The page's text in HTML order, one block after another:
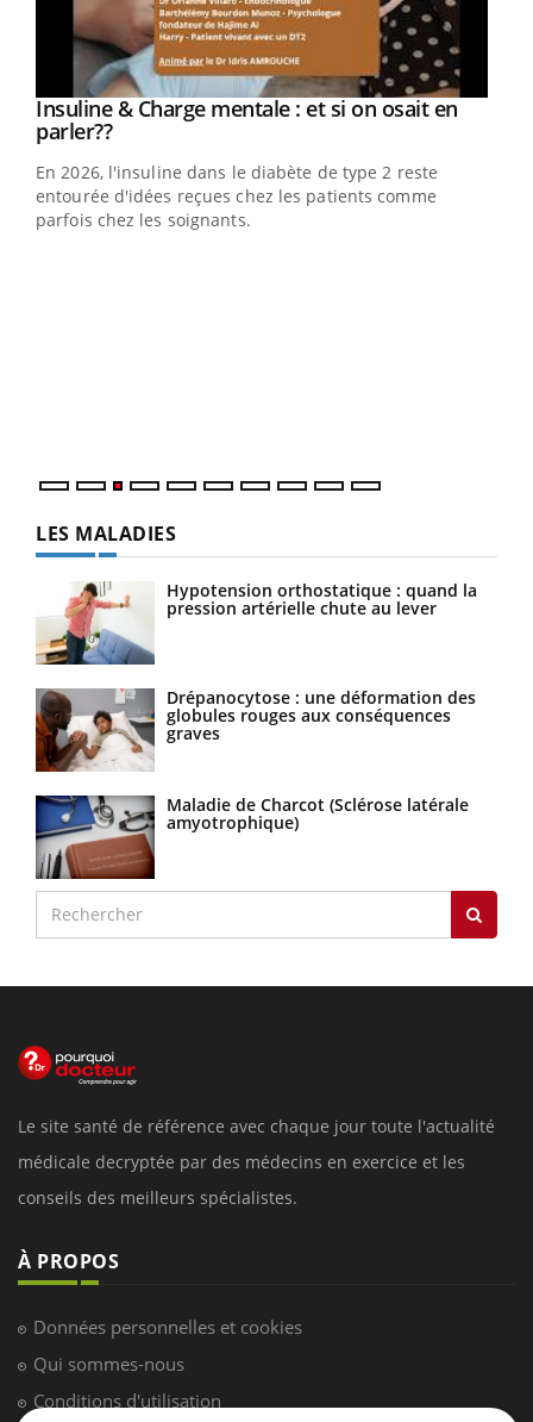
Youtube
Insuline & Charge mentale : et si on osait en
parler??Youtube
En 2026, l'insuline dans le diabète de type 2 reste
entourée d'idées reçues chez les patients comme
parfois chez les soignants.
LES MALADIES
Hypotension orthostatique : quand la
pression artérielle chute au lever
Drépanocytose : une déformation des
globules rouges aux conséquences
graves
Maladie de Charcot (Sclérose latérale
amyotrophique)
Le site santé de référence avec chaque jour toute l'actualité
médicale decryptée par des médecins en exercice et les
conseils des meilleurs spécialistes.
À PROPOS
Données personnelles et cookies
Qui sommes-nous
Conditions d'utilisation